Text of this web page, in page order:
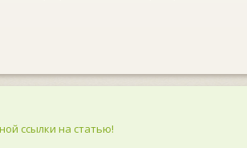
ссылки на статью!